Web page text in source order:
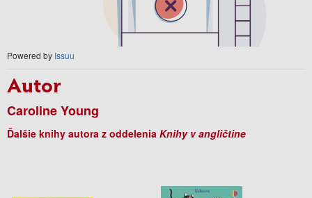
Powered by Issuu
Autor
Caroline Young
Ďalšie knihy autora z oddelenia Knihy v angličtine